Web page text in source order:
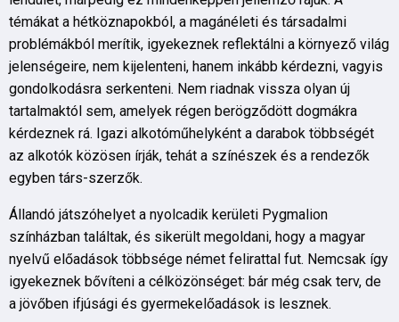
témákat a hétköznapokból, a magánéleti és társadalmi
problémákból merítik, igyekeznek reflektálni a környező világ
jelenségeire, nem kijelenteni, hanem inkább kérdezni, vagyis
gondolkodásra serkenteni. Nem riadnak vissza olyan új
tartalmaktól sem, amelyek régen berögződött dogmákra
kérdeznek rá. Igazi alkotóműhelyként a darabok többségét
az alkotók közösen írják, tehát a színészek és a rendezők
egyben társ-szerzők.
Állandó játszóhelyet a nyolcadik kerületi Pygmalion
színházban találtak, és sikerült megoldani, hogy a magyar
nyelvű előadások többsége német felirattal fut. Nemcsak így
igyekeznek bővíteni a célközönséget: bár még csak terv, de
a jövőben ifjúsági és gyermekelőadások is lesznek.